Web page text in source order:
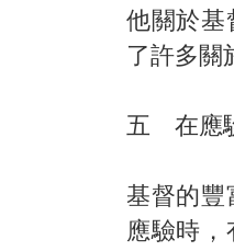
他關於基
了許多關
五 在應
基督的豐
應驗時